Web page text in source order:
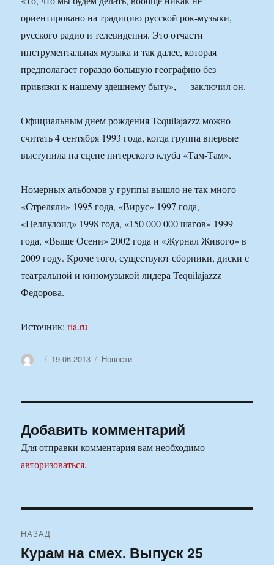
ориентировано на традицию русской рок-музыки,
русского радио и телевидения. Это отчасти
инструментальная музыка и так далее, которая
предполагает гораздо большую географию без
привязки к нашему здешнему быту», — заключил он.
Официальным днем рождения Tequilajazzz можно
считать 4 сентября 1993 года, когда группа впервые
выступила на сцене питерского клуба «Там-Там».
Номерных альбомов у группы вышло не так много —
«Стреляли» 1995 года, «Вирус» 1997 года,
«Целлулоид» 1998 года, «150 000 000 шагов» 1999
года, «Выше Осени» 2002 года и «Журнал Живого» в
2009 году. Кроме того, существуют сборники, диски с
театральной и киномузыкой лидера Tequilajazzz
Федорова.
Источник:ria.ru
АвторОпубликовано
19.06.2013 Рубрики
Новости
Добавить комментарий
Для отправки комментария вам необходимо
авторизоваться.
по
НАЗАД
Предыдущая
Курам на смех. Выпуск 25